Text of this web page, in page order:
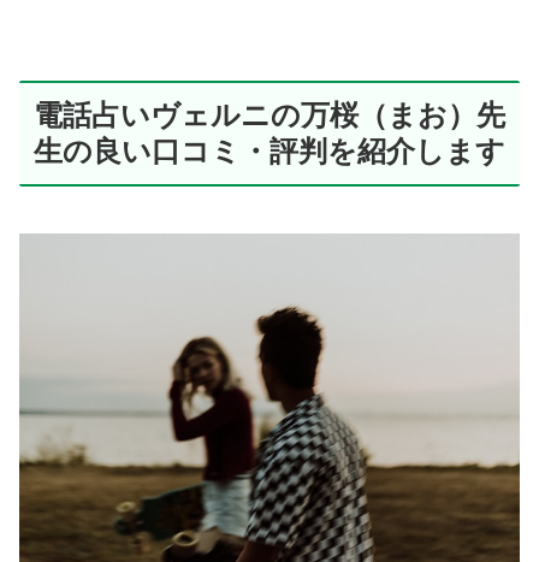
電話占いヴェルニの万桜（まお）先
生の良い口コミ・評判を紹介します